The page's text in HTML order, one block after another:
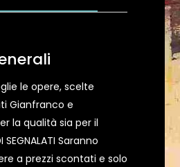
le opere, scelte
Gianfranco e
la qualità sia per il
SEGNALATI Saranno
a prezzi scontati e solo